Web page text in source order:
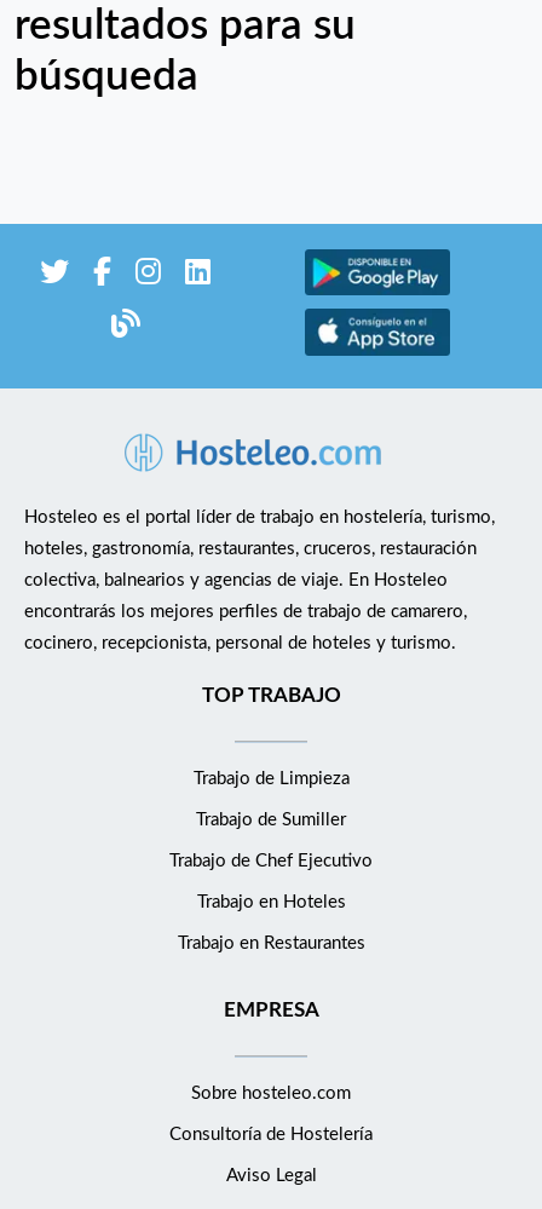
resultados para su
búsqueda
Hosteleo es el portal líder de trabajo en hostelería, turismo,
hoteles, gastronomía, restaurantes, cruceros, restauración
colectiva, balnearios y agencias de viaje. En Hosteleo
encontrarás los mejores perfiles de trabajo de camarero,
cocinero, recepcionista, personal de hoteles y turismo.
TOP TRABAJO
Trabajo de Limpieza
Trabajo de Sumiller
Trabajo de Chef Ejecutivo
Trabajo en Hoteles
Trabajo en Restaurantes
EMPRESA
Sobre hosteleo.com
Consultoría de Hostelería
Aviso Legal